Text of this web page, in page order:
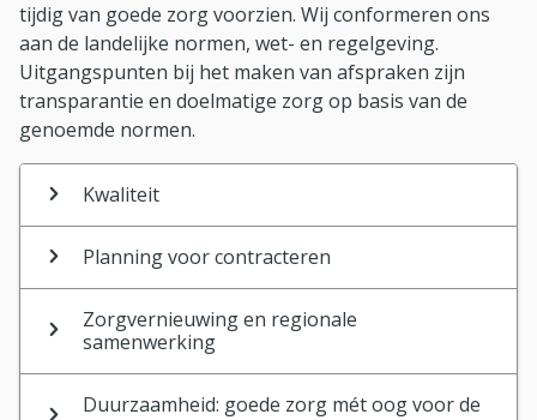
tijdig van goede zorg voorzien. Wij conformeren ons
aan de landelijke normen, wet- en regelgeving.
Uitgangspunten bij het maken van afspraken zijn
transparantie en doelmatige zorg op basis van de
genoemde normen.
Kwaliteit
Planning voor contracteren
Zorgvernieuwing en regionale
samenwerking
Duurzaamheid: goede zorg mét oog voor de